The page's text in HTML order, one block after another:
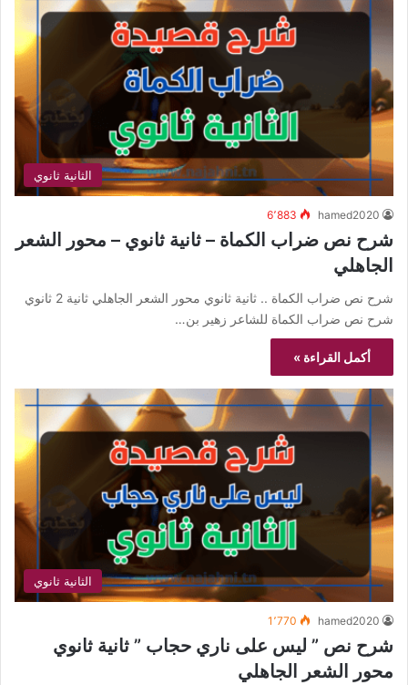
الثانية ثانوي
hamed2020 6٬883
شرح نص ضراب الكماة – ثانية ثانوي – محور الشعر
الجاهلي
شرح نص ضراب الكماة .. ثانية ثانوي محور الشعر الجاهلي ثانية 2 ثانوي
شرح نص ضراب الكماة للشاعر زهير بن…
أكمل القراءة »
الثانية ثانوي
hamed2020 1٬770
شرح نص ” ليس على ناري حجاب ” ثانية ثانوي
محور الشعر الجاهلي